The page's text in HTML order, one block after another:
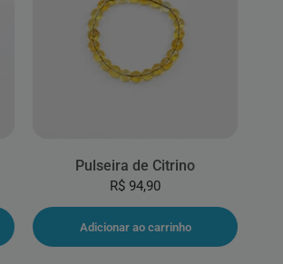
Pulseira de Citrino
R$ 94,90
Adicionar ao carrinho